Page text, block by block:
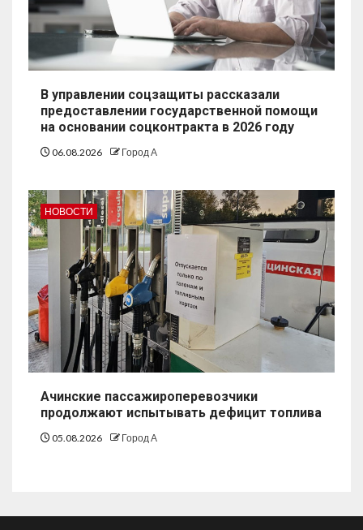
В управлении соцзащиты рассказали
предоставлении государственной помощи
на основании соцконтракта в 2026 году
06.08.2026 Город А
НОВОСТИ
Ачинские пассажироперевозчики
продолжают испытывать дефицит топлива
05.08.2026 Город А